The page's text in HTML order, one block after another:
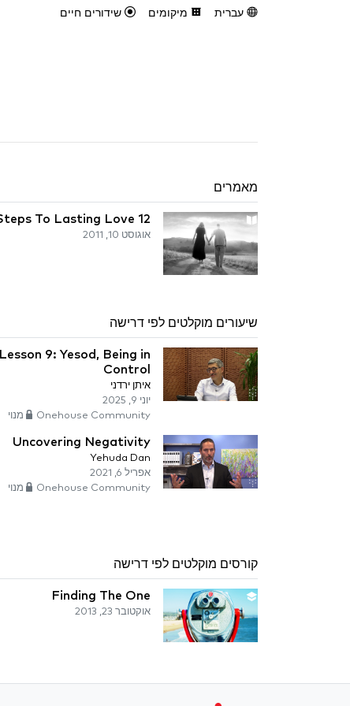
עברית מיקומים שידורים חיים
מאמרים
12 Steps To Lasting Love
אוגוסט 10, 2011
שיעורים מוקלטים לפי דרישה
Lesson 9: Yesod, Being in
Control
איתן ירדני
יוני 9, 2025
Onehouse Community מנוי
Uncovering Negativity
Yehuda Dan
אפריל 6, 2021
Onehouse Community מנוי
קורסים מוקלטים לפי דרישה
Finding The One
אוקטובר 23, 2013